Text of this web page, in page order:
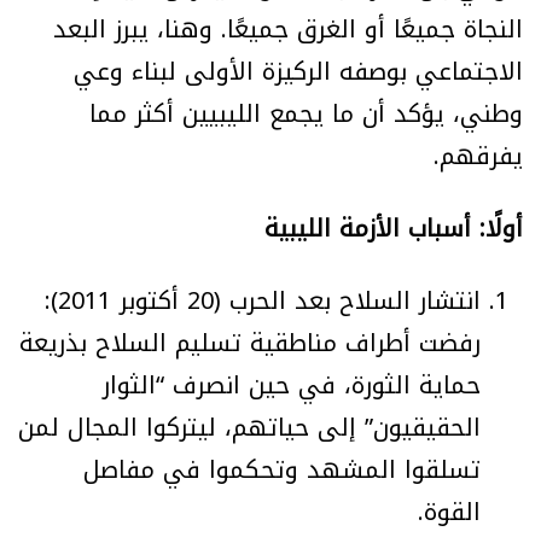
النجاة جميعًا أو الغرق جميعًا. وهنا، يبرز البعد
الاجتماعي بوصفه الركيزة الأولى لبناء وعي
وطني، يؤكد أن ما يجمع الليبيين أكثر مما
يفرقهم.
أولًا: أسباب الأزمة الليبية
انتشار السلاح بعد الحرب (20 أكتوبر 2011):
رفضت أطراف مناطقية تسليم السلاح بذريعة
حماية الثورة، في حين انصرف “الثوار
الحقيقيون” إلى حياتهم، ليتركوا المجال لمن
تسلقوا المشهد وتحكموا في مفاصل
القوة.